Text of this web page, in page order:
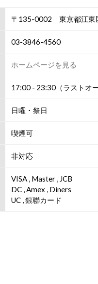
〒135-0002 東京都江東
03-3846-4560
ホームページを見る
17:00 - 23:30（ラストオ
日曜・祭日
喫煙可
非対応
VISA , Master , JCB
DC , Amex , Diners
UC , 銀聯カード